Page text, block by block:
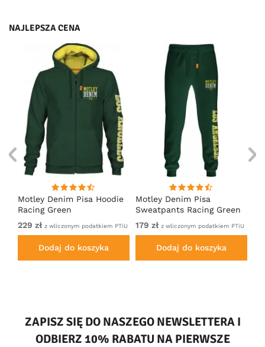
NAJLEPSZA CENA
Motley Denim Pisa Hoodie
Racing Green
229 zł z wliczonym podatkiem PTiU
Dodaj do koszyka
Motley Denim Pisa
Sweatpants Racing Green
179 zł z wliczonym podatkiem PTiU
Dodaj do koszyka
ZAPISZ SIĘ DO NASZEGO NEWSLETTERA I
ODBIERZ 10% RABATU NA PIERWSZE